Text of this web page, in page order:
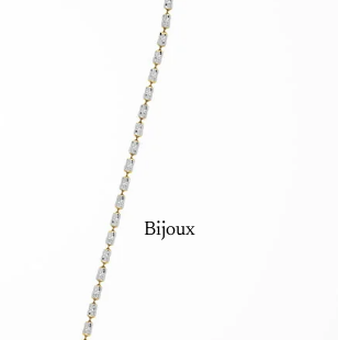
Bijoux